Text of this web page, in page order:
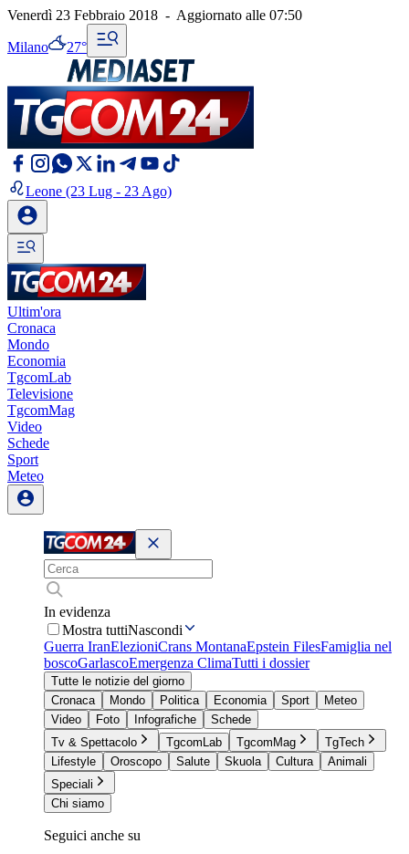
Venerdì 23 Febbraio 2018 - Aggiornato alle 07:50
Milano 27°
Leone (23 Lug - 23 Ago)
Ultim'ora
Cronaca
Mondo
Economia
TgcomLab
Televisione
TgcomMag
Video
Schede
Sport
Meteo
In evidenza
Mostra tuttiNascondi
Guerra IranElezioniCrans MontanaEpstein FilesFamiglia nel
boscoGarlascoEmergenza ClimaTutti i dossier
Tutte le notizie del giorno
Cronaca
Mondo Politica Economia Sport
Meteo
Video
Foto Infografiche
Schede
Tv & Spettacolo
TgcomLab TgcomMag
TgTech
Lifestyle
Oroscopo Salute Skuola Cultura
Animali
Speciali
Chi siamo
Seguici anche su